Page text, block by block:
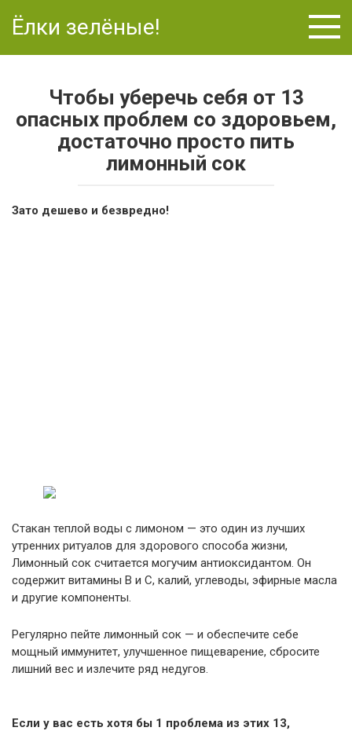
Ёлки зелёные!
Чтобы уберечь себя от 13
опасных проблем со здоровьем,
достаточно просто пить
лимонный сок
Зато дешево и безвредно!
Стакан теплой воды с лимоном — это один из лучших
утренних ритуалов для здорового способа жизни,
Лимонный сок считается могучим антиоксидантом. Он
содержит витамины В и С, калий, углеводы, эфирные масла
и другие компоненты.
Регулярно пейте лимонный сок — и обеспечите себе
мощный иммунитет, улучшенное пищеварение, сбросите
лишний вес и излечите ряд недугов.
Если у вас есть хотя бы 1 проблема из этих 13,